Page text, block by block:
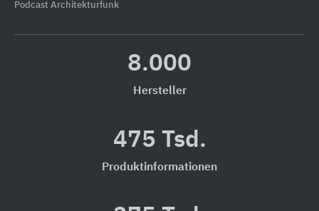
Podcast Architekturfunk
8.000
Hersteller
475 Tsd.
Produktinformationen